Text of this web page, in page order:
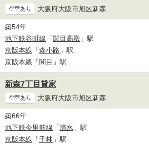
空室あり 大阪府大阪市旭区新森
築54年
地下鉄谷町線 「関目高殿 」駅
京阪本線 「森小路 」駅
京阪本線 「関目 」駅
新森7丁目貸家
空室あり 大阪府大阪市旭区新森
築66年
地下鉄今里筋線 「清水 」駅
京阪本線 「千林 」駅